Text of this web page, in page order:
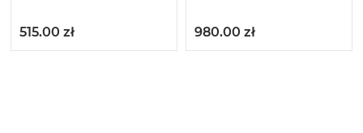
515.00 zł 980.00 zł